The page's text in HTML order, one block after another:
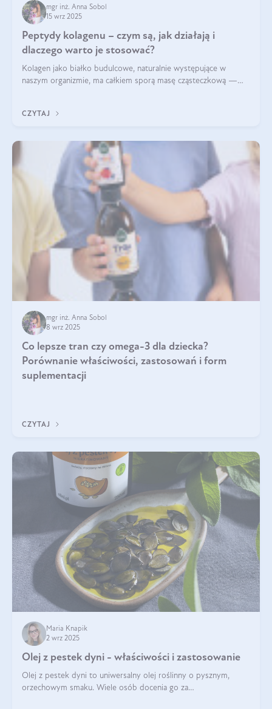
mgr inż. Anna Sobol
15 wrz 2025
Peptydy kolagenu – czym są, jak działają i
dlaczego warto je stosować?
Kolagen jako białko budulcowe, naturalnie występujące w
naszym organizmie, ma całkiem sporą masę cząsteczkową —
bardziej biodostępny
CZYTAJ
mgr inż. Anna Sobol
8 wrz 2025
Co lepsze tran czy omega-3 dla dziecka?
Porównanie właściwości, zastosowań i form
suplementacji
CZYTAJ
Maria Knapik
2 wrz 2025
Olej z pestek dyni - właściwości i zastosowanie
Olej z pestek dyni to uniwersalny olej roślinny o pysznym,
orzechowym smaku. Wiele osób docenia go za